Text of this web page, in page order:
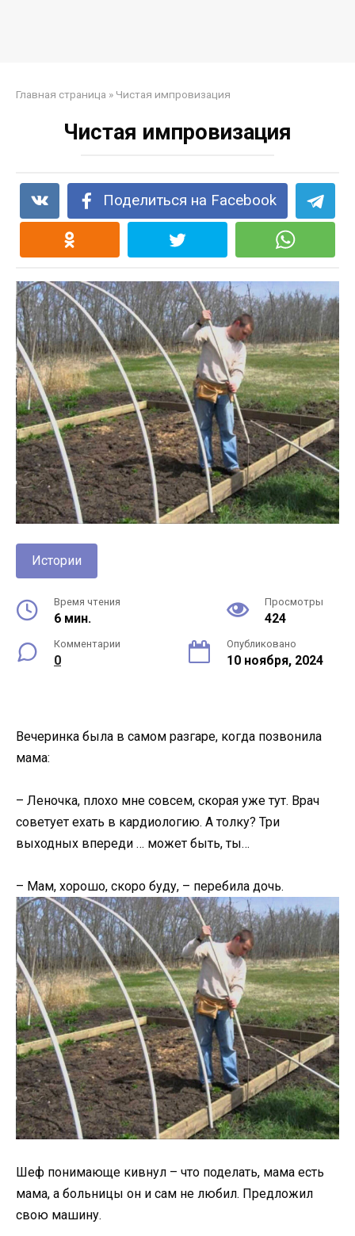
Главная страница » Чистая импровизация
Чистая импровизация
Поделиться на Facebook
Истории
Время чтения
6 мин.
Просмотры
424
Комментарии
0
Опубликовано
10 ноября, 2024
Вечеринка была в самом разгаре, когда позвонила
мама:
– Леночка, плохо мне совсем, скорая уже тут. Врач
советует ехать в кардиологию. А толку? Три
выходных впереди … может быть, ты…
– Мам, хорошо, скоро буду, – перебила дочь.
Шеф понимающе кивнул – что поделать, мама есть
мама, а больницы он и сам не любил. Предложил
свою машину.